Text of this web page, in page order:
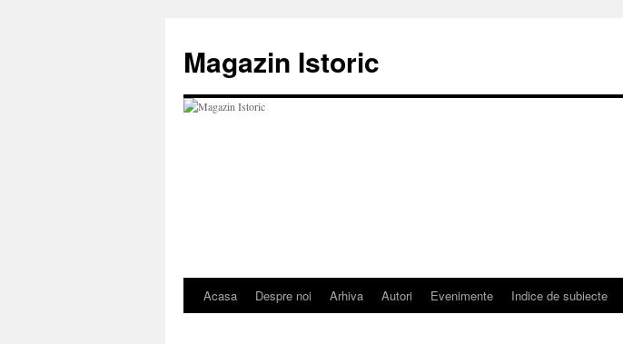
conținut
Magazin Istoric
Acasa Despre noi Arhiva Autori Evenimente Indice de subiecte